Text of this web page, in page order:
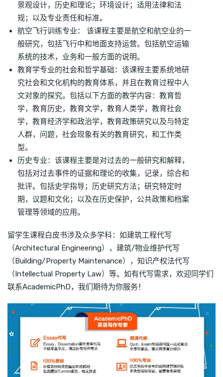
景观设计，历史和理论；环境设计；适用法律和法
规；以及专业责任和标准。
航空飞行训练专业： 该课程主要是航空和航空业的一
般研究，包括飞行中和地面支持运营。包括航空运输
系统的技术，业务和一般方面的说明。
教育学专业的社会和哲学基础：该课程主要系统地研
究社会和文化机构的教育体系，并且在教育过程中人
文对象的探究。包括以下方面的教学内容：教育哲
学，教育历史，教育文学，教育人类学，教育社会
学，教育经济学和政治学，教育政策研究以及与特定
人群，问题，社会现象有关的教育研究，和工作类
型。
历史专业：该课程主要是对过去的一般研究和解释，
包括对过去事件的证据和理论的收集，记录，综合和
批评。包括史学指导；历史研究方法；研究特定时
期，议题和文化；以及在历史保护，公共政策和档案
管理等领域的应用。
留学生课程白皮书涉及众多学科：如建筑工程代写
（Architectural Engineering），建筑/物业维护代写
（Building/Property Maintenance），知识产权法代写
（Intellectual Property Law）等。如有代写需求，欢迎同学们
联系AcademicPhD，我们期待为你服务！